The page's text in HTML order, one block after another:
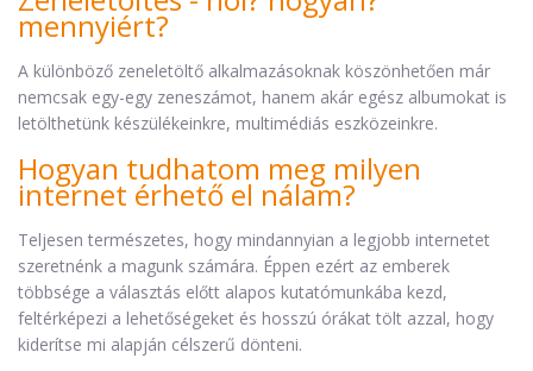
mennyiért?
A különböző zeneletöltő alkalmazásoknak köszönhetően már
nemcsak egy-egy zeneszámot, hanem akár egész albumokat is
letölthetünk készülékeinkre, multimédiás eszközeinkre.
Hogyan tudhatom meg milyen
internet érhető el nálam?
Teljesen természetes, hogy mindannyian a legjobb internetet
szeretnénk a magunk számára. Éppen ezért az emberek
többsége a választás előtt alapos kutatómunkába kezd,
feltérképezi a lehetőségeket és hosszú órákat tölt azzal, hogy
kiderítse mi alapján célszerű dönteni.